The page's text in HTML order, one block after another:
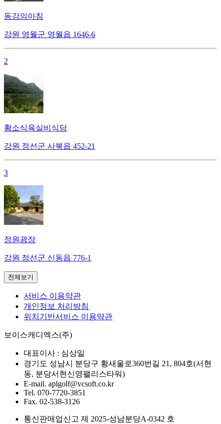
동강의아침
강원 영월군 영월읍 1646-6
2
황소식육실비식당
강원 정선군 사북읍 452-21
3
정원광장
강원 정선군 신동읍 776-1
전체보기
서비스 이용약관
개인정보 처리방침
위치기반서비스 이용약관
보이스캐디엑스(주)
대표이사 : 심상일
경기도 성남시 분당구 황새울로360번길 21, 804호(서현
동, 분당서현신영팰리스타워)
E-mail. aplgolf@vcsoft.co.kr
Tel. 070-7720-3851
Fax. 02-538-3126
통신판매업신고 제 2025-성남분당A-0342 호